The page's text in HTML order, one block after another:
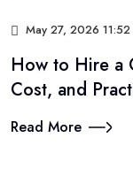
May 27, 2026
How to Hire a
Cost, and
Read More